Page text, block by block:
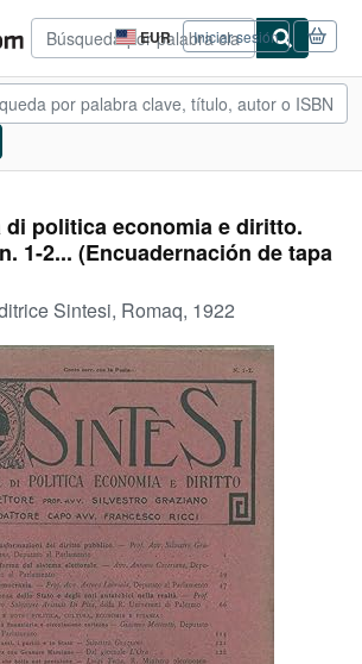
EUR
Preferencias
de
compra
del
Iniciar sesión
CERRAR
politica economia e diritto.
1-2... (Encuadernación de tapa
Sintesi, Romaq, 1922